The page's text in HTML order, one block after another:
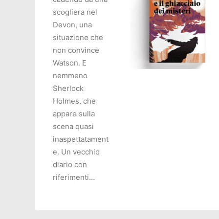
scogliera nel
Devon, una
situazione che
non convince
Watson. E
nemmeno
Sherlock
Holmes, che
appare sulla
scena quasi
inaspettatament
e. Un vecchio
diario con
riferimenti…